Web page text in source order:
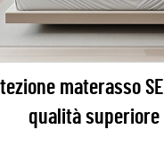
materasso
qualità superiore